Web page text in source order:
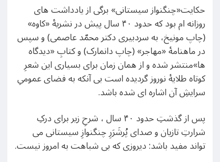
حکایت«چنگنواز سیستانی» برگی از یادداشت های
روزانه ام بود که حدود ۴۰ سال پیش در نشریۀ «کاوه»
(چاپ مونیخ، به سردبیری دکتر محمّد عاصمی) و سپس
در ماهنامۀ «مهاجر» (چاپ دانمارک) و کتابِ «ديدگاه
ها»منتشر شده و از همان زمان برای بسیاری این شعرِ
کوتاه طلایۀ نوروز گردیده است بی آنکه به فضای عمومیِ
سرایشِ آن اشاره ای شده باشد.
پس از گذشتِ حدود ۴۰ سال ، شرحِ زیر برای درکِ
شرارتِ تازیان و صدای پُرشَرَرِ چنگنوازِ سیستانی می
تواند مفید باشد: دیروزی که بی شباهت به امروز نیست.